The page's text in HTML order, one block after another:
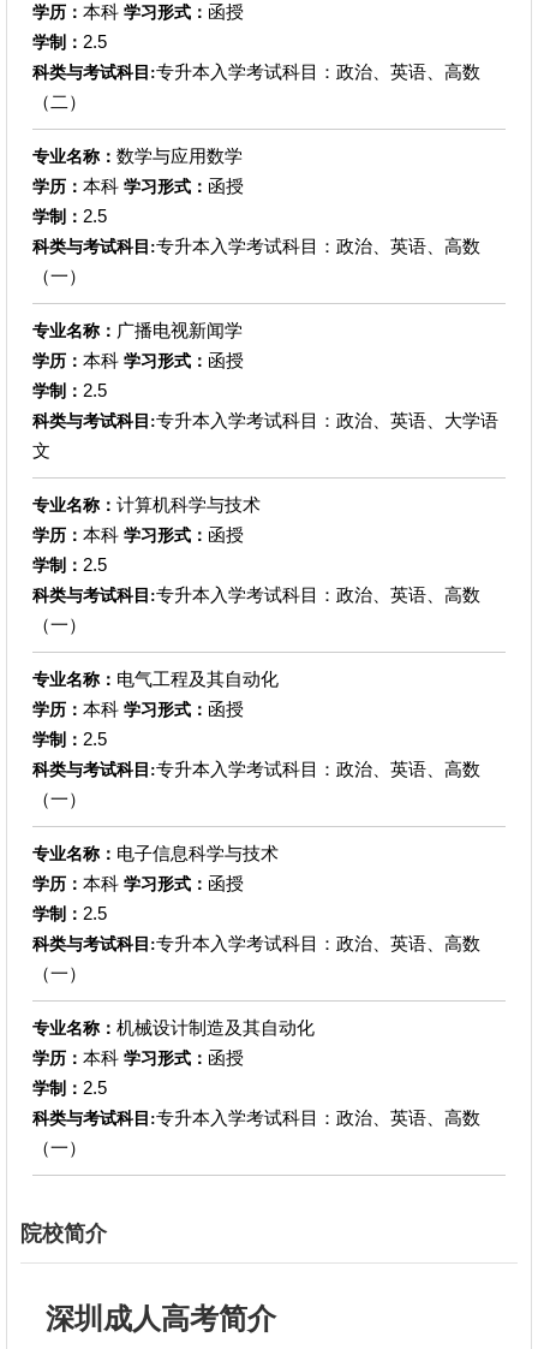
学历： 本科 学习形式： 函授
学制： 2.5
科类与考试科目:专升本入学考试科目：政治、英语、高数
（二）
专业名称： 数学与应用数学
学历： 本科 学习形式： 函授
学制： 2.5
科类与考试科目:专升本入学考试科目：政治、英语、高数
（一）
专业名称： 广播电视新闻学
学历： 本科 学习形式： 函授
学制： 2.5
科类与考试科目:专升本入学考试科目：政治、英语、大学语
文
专业名称： 计算机科学与技术
学历： 本科 学习形式： 函授
学制： 2.5
科类与考试科目:专升本入学考试科目：政治、英语、高数
（一）
专业名称： 电气工程及其自动化
学历： 本科 学习形式： 函授
学制： 2.5
科类与考试科目:专升本入学考试科目：政治、英语、高数
（一）
专业名称： 电子信息科学与技术
学历： 本科 学习形式： 函授
学制： 2.5
科类与考试科目:专升本入学考试科目：政治、英语、高数
（一）
专业名称： 机械设计制造及其自动化
学历： 本科 学习形式： 函授
学制： 2.5
科类与考试科目:专升本入学考试科目：政治、英语、高数
（一）
院校简介
深圳成人高考简介